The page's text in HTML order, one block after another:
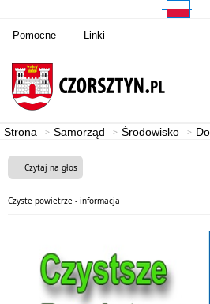
Pomocne Linki
Strona Samorząd Środowisko
Czytaj na głos
Czyste powietrze - informacja